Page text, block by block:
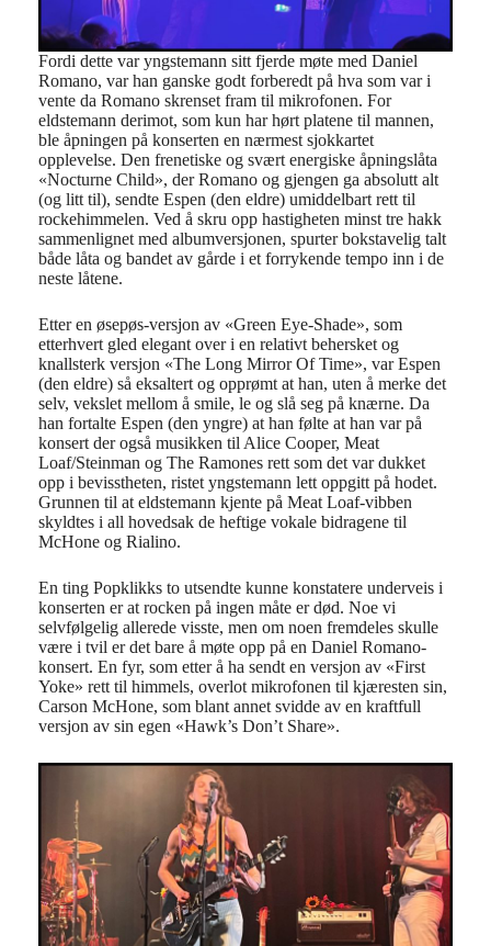
Fordi dette var yngstemann sitt fjerde møte med Daniel
Romano, var han ganske godt forberedt på hva som var i
vente da Romano skrenset fram til mikrofonen. For
eldstemann derimot, som kun har hørt platene til mannen,
ble åpningen på konserten en nærmest sjokkartet
opplevelse. Den frenetiske og svært energiske åpningslåta
«Nocturne Child», der Romano og gjengen ga absolutt alt
(og litt til), sendte Espen (den eldre) umiddelbart rett til
rockehimmelen. Ved å skru opp hastigheten minst tre hakk
sammenlignet med albumversjonen, spurter bokstavelig talt
både låta og bandet av gårde i et forrykende tempo inn i de
neste låtene.
Etter en øsepøs-versjon av «Green Eye-Shade», som
etterhvert gled elegant over i en relativt behersket og
knallsterk versjon «The Long Mirror Of Time», var Espen
(den eldre) så eksaltert og opprømt at han, uten å merke det
selv, vekslet mellom å smile, le og slå seg på knærne. Da
han fortalte Espen (den yngre) at han følte at han var på
konsert der også musikken til Alice Cooper, Meat
Loaf/Steinman og The Ramones rett som det var dukket
opp i bevisstheten, ristet yngstemann lett oppgitt på hodet.
Grunnen til at eldstemann kjente på Meat Loaf-vibben
skyldtes i all hovedsak de heftige vokale bidragene til
McHone og Rialino.
En ting Popklikks to utsendte kunne konstatere underveis i
konserten er at rocken på ingen måte er død. Noe vi
selvfølgelig allerede visste, men om noen fremdeles skulle
være i tvil er det bare å møte opp på en Daniel Romano-
konsert. En fyr, som etter å ha sendt en versjon av «First
Yoke» rett til himmels, overlot mikrofonen til kjæresten sin,
Carson McHone, som blant annet svidde av en kraftfull
versjon av sin egen «Hawk’s Don’t Share».